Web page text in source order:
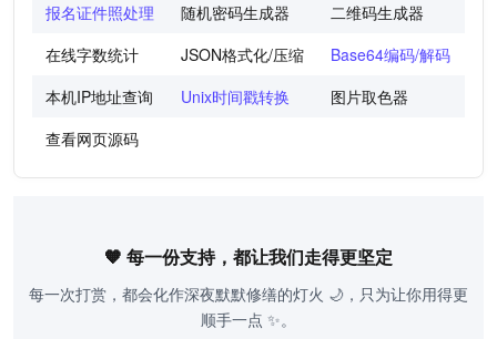
报名证件照处理
随机密码生成器 二维码生成器
在线字数统计
JSON格式化/压缩 Base64编码/解码
本机IP地址查询
Unix时间戳转换 图片取色器
查看网页源码
🧡 每一份支持，都让我们走得更坚定
每一次打赏，都会化作深夜默默修缮的灯火 🌙，只为让你用得更
顺手一点 ✨。